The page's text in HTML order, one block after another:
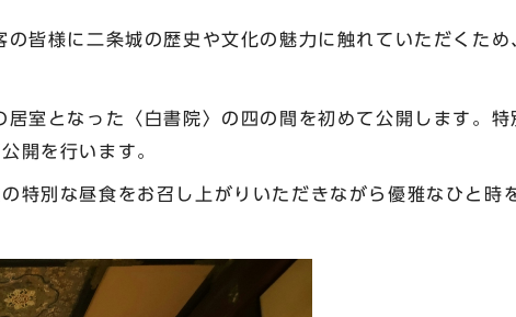
皆様に二条城の歴史や文化の魅力に触れていただくため
室となった〈白書院〉の四の間を初めて公開します。特
開を行います。
特別な昼食をお召し上がりいただきながら優雅なひと時